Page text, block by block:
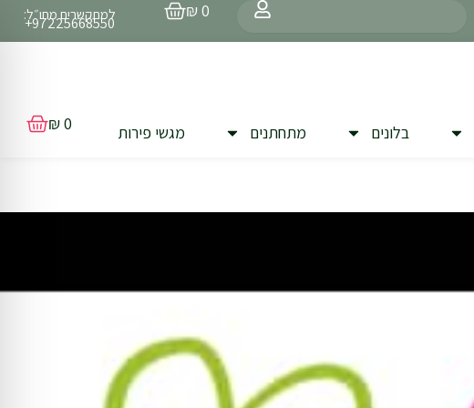
₪ 0 עגלת
קניות למתקשרים מחו״ל:
97225668550+
בלונים מתחתנים מגשי פירות ₪0 עגלת
קניות